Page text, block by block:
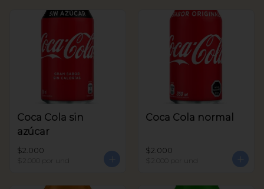
Coca Cola sin
azúcar
$2.000
$2.000 por und
Coca Cola normal
$2.000
$2.000 por und